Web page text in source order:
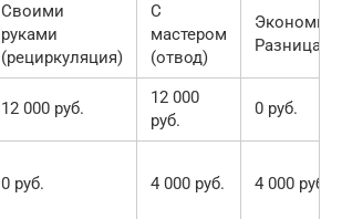
Своими
руками
(рециркуляция)
С
мастером
(отвод)
Экономия/
Разница
12 000 руб.
12 000
руб.
0 руб.
0 руб. 4 000 руб. 4 000 руб.